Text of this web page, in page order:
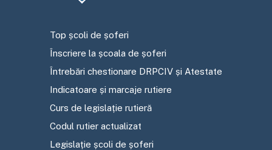
Top școli de șoferi
Înscriere la școala de șoferi
Întrebări chestionare DRPCIV și Atestate
Indicatoare și marcaje rutiere
Curs de legislație rutieră
Codul rutier actualizat
Legislație școli de șoferi